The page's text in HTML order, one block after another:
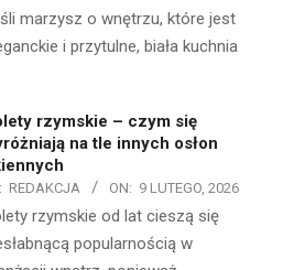
marzysz o wnętrzu, które jest
i przytulne, biała kuchnia
rzymskie – czym się
na tle innych osłon
REDAKCJA ON: 9 LUTEGO, 2026
rzymskie od lat cieszą się
popularnością w